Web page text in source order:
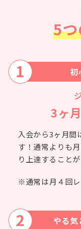
5
初
1
3ヶ
入会から3ヶ月間
す！通常よりも
り上達することが
※通常は月４回レ
やる気
2